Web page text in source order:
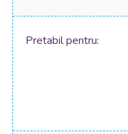
Pretabil pentru